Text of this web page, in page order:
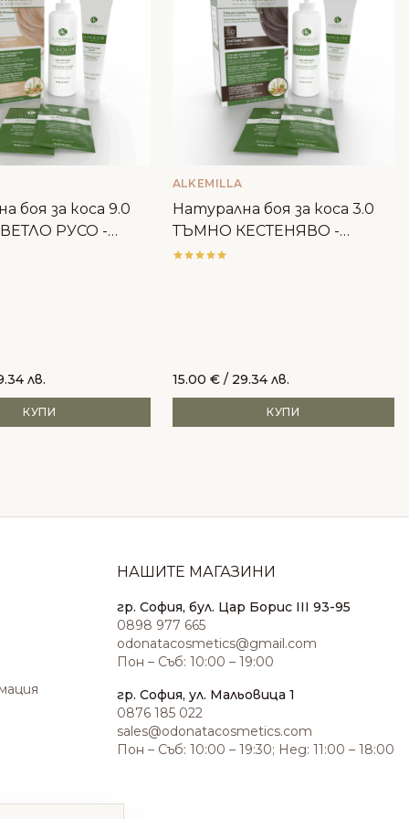
боя за коса 9.0
РУСО -
лв.
КУПИ
ALKEMILLA
Натурална боя за коса 3.0
ТЪМНО КЕСТЕНЯВО -
Alkemilla
15.00 €/ 29.34 лв.
КУПИ
НАШИТЕ МАГАЗИНИ
гр. София, бул. Цар Борис III 93-95
0898 977 665
odonatacosmetics@gmail.com
Пон – Съб: 10:00 – 19:00
гр. София, ул. Мальовица 1
0876 185 022
sales@odonatacosmetics.com
Пон – Съб: 10:00 – 19:30; Нед: 11:00 – 18:00